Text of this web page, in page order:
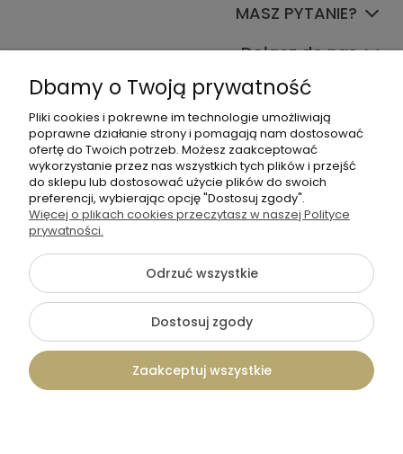
MASZ PYTANIE?
Dołącz do nas
+48 570 367 989
biuro.tadam@gmail.com
©2026 Wszelkie Prawa Zastrzeżone | TADAM Pracownia
Kreatywna
Szablon Flex byEcommercy
Dbamy o Twoją prywatność
Pliki cookies i pokrewne im technologie umożliwiają
poprawne działanie strony i pomagają nam dostosować
ofertę do Twoich potrzeb. Możesz zaakceptować
wykorzystanie przez nas wszystkich tych plików i przejść
do sklepu lub dostosować użycie plików do swoich
preferencji, wybierając opcję "Dostosuj zgody".
Więcej o plikach cookies przeczytasz w naszej Polityce
prywatności.
Odrzuć wszystkie
Dostosuj zgody
Zaakceptuj wszystkie